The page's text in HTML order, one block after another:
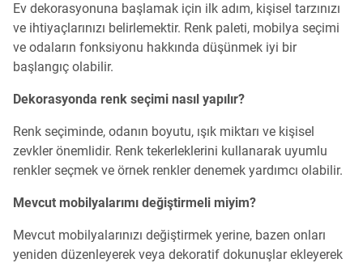
Ev dekorasyonuna başlamak için ilk adım, kişisel tarzınızı
ve ihtiyaçlarınızı belirlemektir. Renk paleti, mobilya seçimi
ve odaların fonksiyonu hakkında düşünmek iyi bir
başlangıç ​​olabilir.
Dekorasyonda renk seçimi nasıl yapılır?
Renk seçiminde, odanın boyutu, ışık miktarı ve kişisel
zevkler önemlidir. Renk tekerleklerini kullanarak uyumlu
renkler seçmek ve örnek renkler denemek yardımcı olabilir.
Mevcut mobilyalarımı değiştirmeli miyim?
Mevcut mobilyalarınızı değiştirmek yerine, bazen onları
yeniden düzenleyerek veya dekoratif dokunuşlar ekleyerek